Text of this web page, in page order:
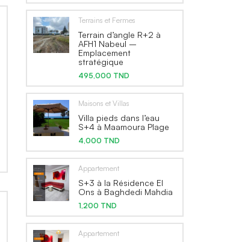
Terrains et Fermes
Terrain d’angle R+2 à
AFH1 Nabeul –
Emplacement
stratégique
495,000 TND
Maisons et Villas
Villa pieds dans l’eau
S+4 à Maamoura Plage
4,000 TND
Appartement
S+3 à la Résidence El
Ons à Baghdedi Mahdia
1,200 TND
Appartement